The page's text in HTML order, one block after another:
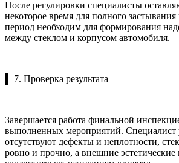
После регулировки специалисты
некоторое время для полного
период необходим для формирования
между стеклом и корпусом автомобиля.
▌ 7. Проверка результата
Завершается работа финальной
выполненных мероприятий. Специалист
отсутствуют дефекты и неплотности,
ровно и прочно, а внешние эстетические